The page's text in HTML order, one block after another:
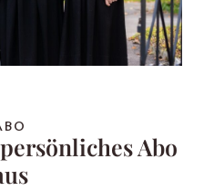
Abo